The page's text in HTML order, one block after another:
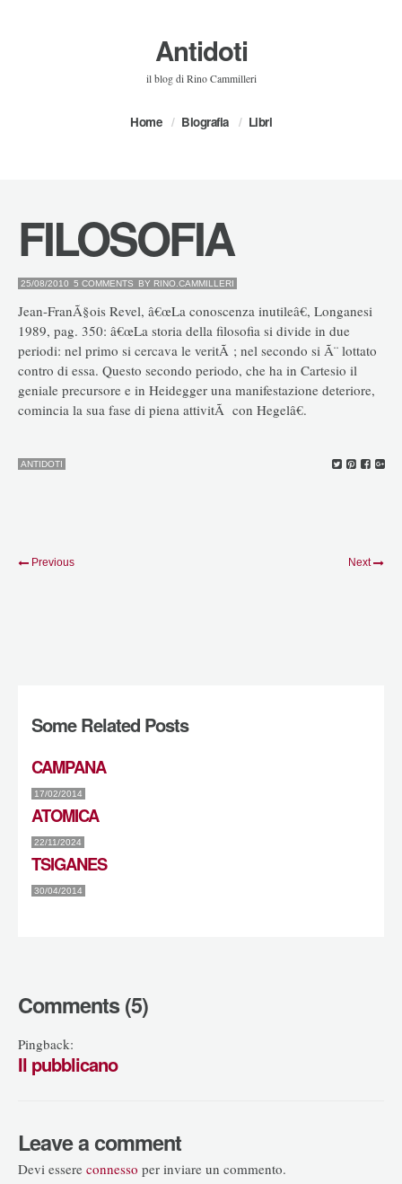
Antidoti
il blog di Rino Cammilleri
Home Biografia Libri
FILOSOFIA
25/08/2010 5 COMMENTS BY RINO.CAMMILLERI
Jean-FranÃ§ois Revel, â€œLa conoscenza inutileâ€, Longanesi
1989, pag. 350: â€œLa storia della filosofia si divide in due
periodi: nel primo si cercava le veritÃ ; nel secondo si Ã¨ lottato
contro di essa. Questo secondo periodo, che ha in Cartesio il
geniale precursore e in Heidegger una manifestazione deteriore,
comincia la sua fase di piena attivitÃ con Hegelâ€.
ANTIDOTI
Previous Next
Some Related Posts
CAMPANA
17/02/2014
ATOMICA
22/11/2024
TSIGANES
30/04/2014
Comments (5)
Pingback:
Il pubblicano
Leave a comment
Devi essere connesso per inviare un commento.